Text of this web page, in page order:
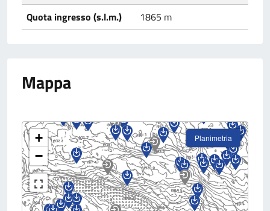
Quota ingresso (s.l.m.) 1865 m
Mappa
+
−
Planimetria